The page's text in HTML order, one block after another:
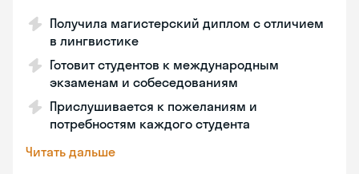
Получила магистерский диплом с отличием
в лингвистике
Готовит студентов к международным
экзаменам и собеседованиям
Прислушивается к пожеланиям и
потребностям каждого студента
Читать дальше